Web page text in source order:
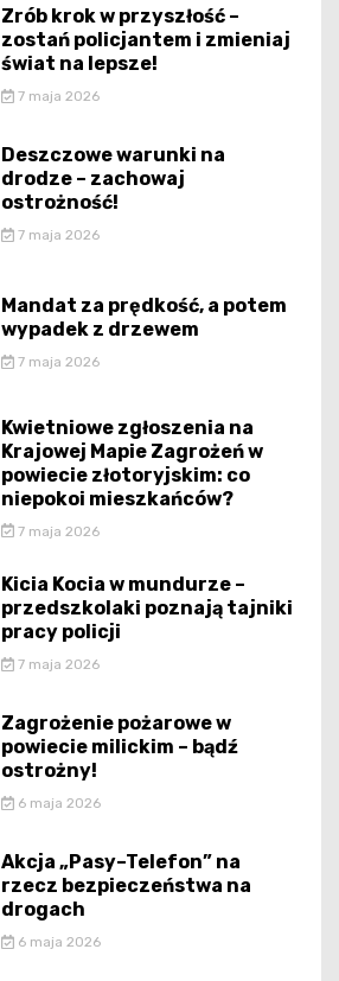
Zrób krok w przyszłość –
zostań policjantem i zmieniaj
świat na lepsze!
7 maja 2026
Deszczowe warunki na
drodze – zachowaj
ostrożność!
7 maja 2026
Mandat za prędkość, a potem
wypadek z drzewem
7 maja 2026
Kwietniowe zgłoszenia na
Krajowej Mapie Zagrożeń w
powiecie złotoryjskim: co
niepokoi mieszkańców?
7 maja 2026
Kicia Kocia w mundurze –
przedszkolaki poznają tajniki
pracy policji
7 maja 2026
Zagrożenie pożarowe w
powiecie milickim – bądź
ostrożny!
6 maja 2026
Akcja „Pasy–Telefon” na
rzecz bezpieczeństwa na
drogach
6 maja 2026